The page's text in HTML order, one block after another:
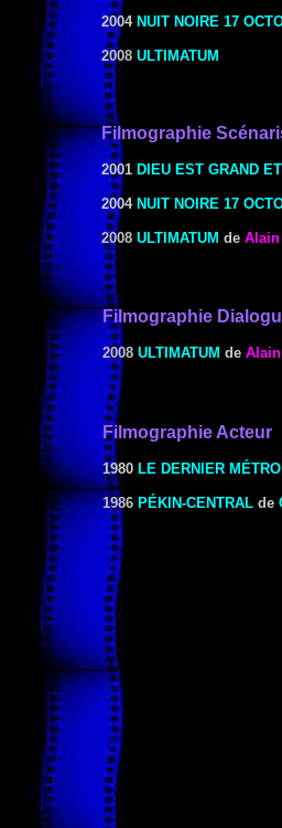
2004 NUIT NOIRE 17
2008 ULTIMATUM
Filmographie
2001 DIEU EST GRAND
2004 NUIT NOIRE 17
2008 ULTIMATUM de Alain
Filmographie
2008 ULTIMATUM de
Filmographie Acteur
1980 LE DERNIER MÉTRO
1986 PÉKIN-CENTRAL de